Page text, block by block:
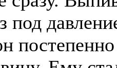
под
постепенно